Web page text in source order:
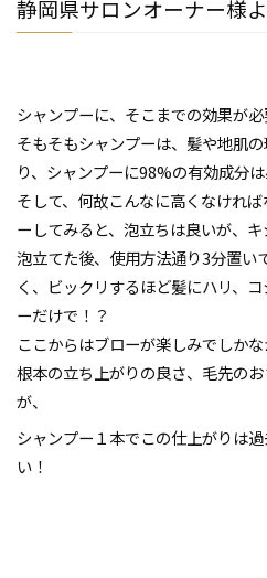
静岡県サロンオーナー様
シャンプーに、そこまでの効果が必
そもそもシャンプーは、髪や地肌
り、シャンプーに98%の有効成分
そして、何故こんなに高くなけれ
ーしてみると、泡立ちは良いが、
泡立てた後、使用方法通り3分置い
く、ビックリするほど髪にハリ、
ーだけで！？
ここからはブローが楽しみでしかな
根本の立ち上がりの良さ、毛先の
が、
シャンプー１本でこの仕上がりは
い！